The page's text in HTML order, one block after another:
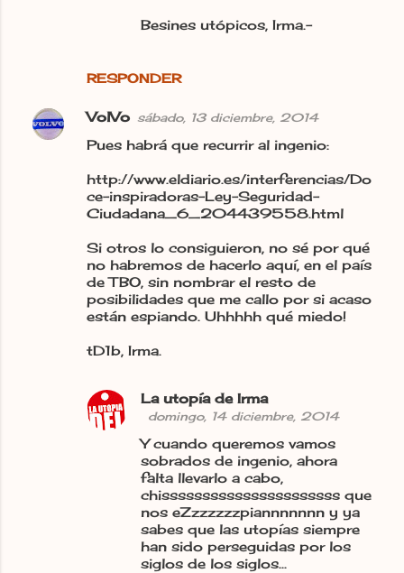
RESPONDER
Besines utópicos, Irma.-
VolVo sábado, 13 diciembre, 2014
Pues habrá que recurrir al ingenio:
http://www.eldiario.es/interferencias/Do
ce-inspiradoras-Ley-Seguridad-
Ciudadana_6_204439558.html
Si otros lo consiguieron, no sé por qué
no habremos de hacerlo aquí, en el país
de TBO, sin nombrar el resto de
posibilidades que me callo por si acaso
están espiando. Uhhhhh qué miedo!
tD1b, Irma.
La utopía de Irma
domingo, 14 diciembre, 2014
Y cuando queremos vamos
sobrados de ingenio, ahora
falta llevarlo a cabo,
chissssssssssssssssssssss que
nos eZzzzzzzpiannnnnnn y ya
sabes que las utopías siempre
han sido perseguidas por los
siglos de los siglos...